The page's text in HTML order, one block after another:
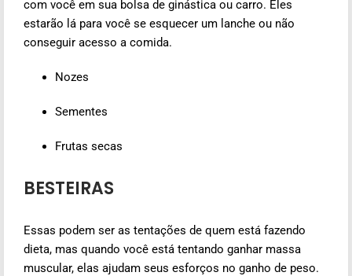
com você em sua bolsa de ginástica ou carro. Eles
estarão lá para você se esquecer um lanche ou não
conseguir acesso a comida.
Nozes
Sementes
Frutas secas
BESTEIRAS
Essas podem ser as tentações de quem está fazendo
dieta, mas quando você está tentando ganhar massa
muscular, elas ajudam seus esforços no ganho de peso.